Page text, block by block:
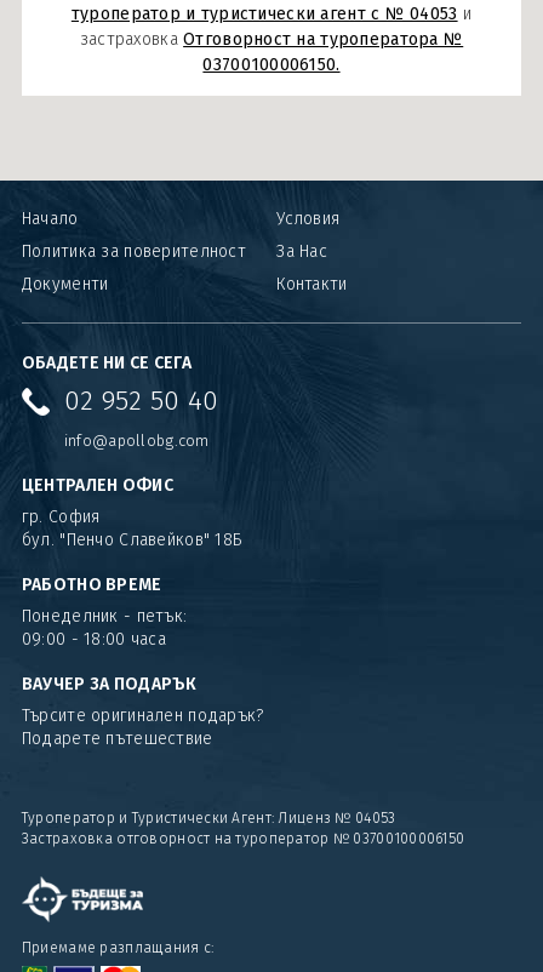
туроператор и туристически агент с № 04053 и
застраховкаОтговорност на туроператора №
03700100006150.
Начало
Условия
Политика за поверителност
За Нас
Документи
Контакти
ОБАДЕТЕ НИ СЕ СЕГА
02 952 50 40
info@apollobg.com
ЦЕНТРАЛЕН ОФИС
гр. София
бул. "Пенчо Славейков" 18Б
РАБОТНО ВРЕМЕ
Понеделник - петък:
09:00 - 18:00 часа
ВАУЧЕР ЗА ПОДАРЪК
Търсите оригинален подарък?
Подарете пътешествие
Туроператор и Туристически Агент: Лиценз № 04053
Застраховка отговорност на туроператор № 03700100006150
Приемаме разплащания с: